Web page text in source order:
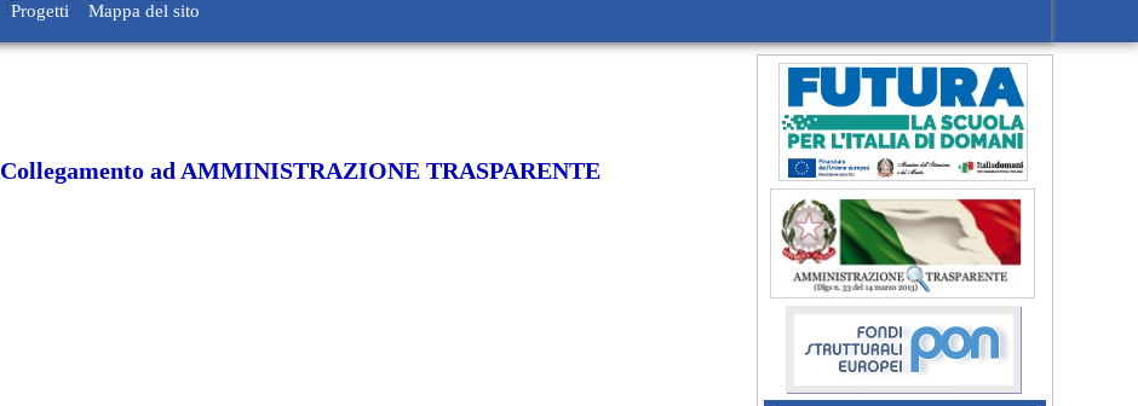
Progetti Mappa del sito
Collegamento ad AMMINISTRAZIONE TRASPARENTE